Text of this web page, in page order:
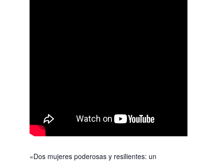
«Dos mujeres poderosas y resilientes: un